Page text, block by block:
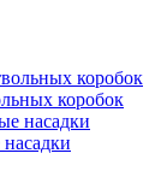
коробок